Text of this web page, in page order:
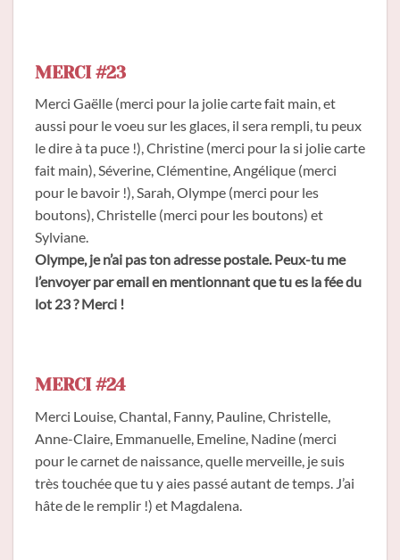
MERCI #23
Merci Gaëlle (merci pour la jolie carte fait main, et
aussi pour le voeu sur les glaces, il sera rempli, tu peux
le dire à ta puce !), Christine (merci pour la si jolie carte
fait main), Séverine, Clémentine, Angélique (merci
pour le bavoir !), Sarah, Olympe (merci pour les
boutons), Christelle (merci pour les boutons) et
Sylviane.
Olympe, je n’ai pas ton adresse postale. Peux-tu me
l’envoyer par email en mentionnant que tu es la fée du
lot 23 ? Merci !
MERCI #24
Merci Louise, Chantal, Fanny, Pauline, Christelle,
Anne-Claire, Emmanuelle, Emeline, Nadine (merci
pour le carnet de naissance, quelle merveille, je suis
très touchée que tu y aies passé autant de temps. J’ai
hâte de le remplir !) et Magdalena.